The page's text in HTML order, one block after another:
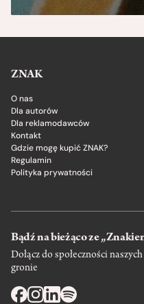
ZNAK
O nas
Dla autorów
Dla reklamodawców
Kontakt
Gdzie mogę kupić ZNAK?
Regulamin
Polityka prywatności
Bądź na bieżąco ze
Dołącz do społeczności
gronie